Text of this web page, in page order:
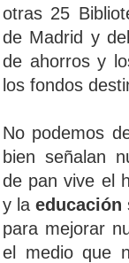
otras 25
de Madrid y
de ahorros y
los fondos
No podemos
bien señalan
de pan vive el
y la educación
para mejorar
el medio que